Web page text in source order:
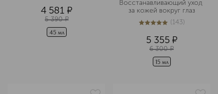
4 581 ¤
5 390 ¤
45 мл
Восстанавливающий уход
за кожей вокруг глаз
5из 5143 (143)
5 355 ¤
6 300 ¤
15 мл